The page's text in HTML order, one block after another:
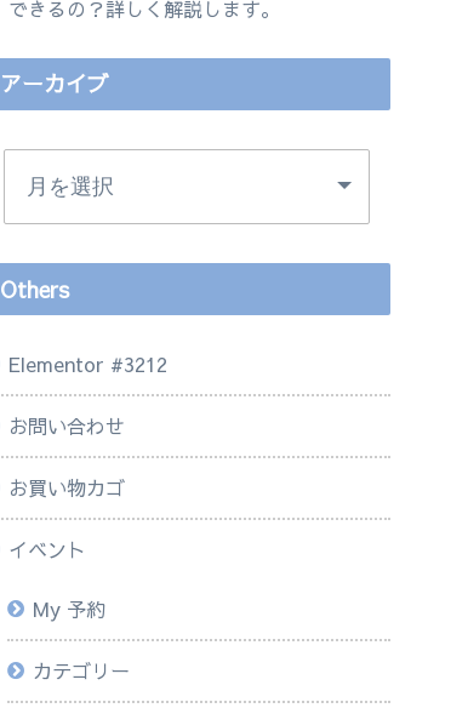
できるの？詳しく解説します。
アーカイブ
Others
Elementor #3212
お問い合わせ
お買い物カゴ
イベント
My 予約
カテゴリー